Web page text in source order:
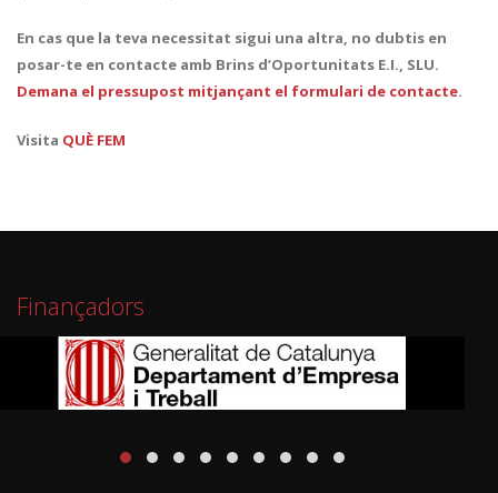
En cas que la teva necessitat sigui una altra, no dubtis en
posar-te en contacte amb Brins d’Oportunitats E.I., SLU.
Demana el pressupost mitjançant el formulari de contacte.
Visita QUÈ FEM
Finançadors